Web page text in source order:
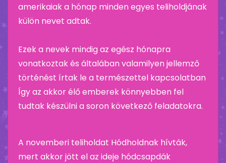
amerikaiak a hónap minden egyes teliholdjának
külön nevet adtak.
Ezek a nevek mindig az egész hónapra
vonatkoztak és általában valamilyen jellemző
történést írtak le a természettel kapcsolatban
Így az akkor élő emberek könnyebben fel
tudtak készülni a soron következő feladatokra.
A novemberi teliholdat Hódholdnak hívták,
mert akkor jött el az ideje hódcsapdák